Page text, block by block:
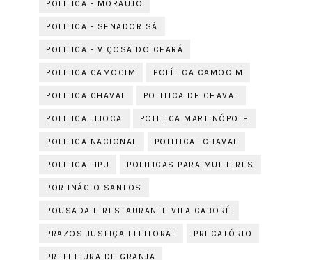
POLITICA - MORAÚJO
POLITICA - SENADOR SÁ
POLITICA - VIÇOSA DO CEARÁ
POLITICA CAMOCIM POLÍTICA CAMOCIM
POLITICA CHAVAL POLITICA DE CHAVAL
POLITICA JIJOCA POLITICA MARTINÓPOLE
POLITICA NACIONAL POLITICA- CHAVAL
POLITICA—IPU POLITICAS PARA MULHERES
POR INÁCIO SANTOS
POUSADA E RESTAURANTE VILA CABORÉ
PRAZOS JUSTIÇA ELEITORAL PRECATÓRIO
PREFEITURA DE GRANJA